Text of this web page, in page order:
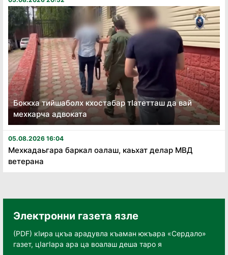
Боккха тийшаболх кхостабар тӏатетташ да вай
мехкарча адвоката
05.08.2026 16:04
Мехкадаьгара баркал оалаш, каьхат делар МВД
ветерана
Электронни газета язле
(PDF) кӀира цкъа арадувла къаман юкъара «Сердало»
газет, цӀагӀара ара ца воалаш деша таро я